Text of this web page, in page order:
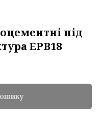
під
EPB18